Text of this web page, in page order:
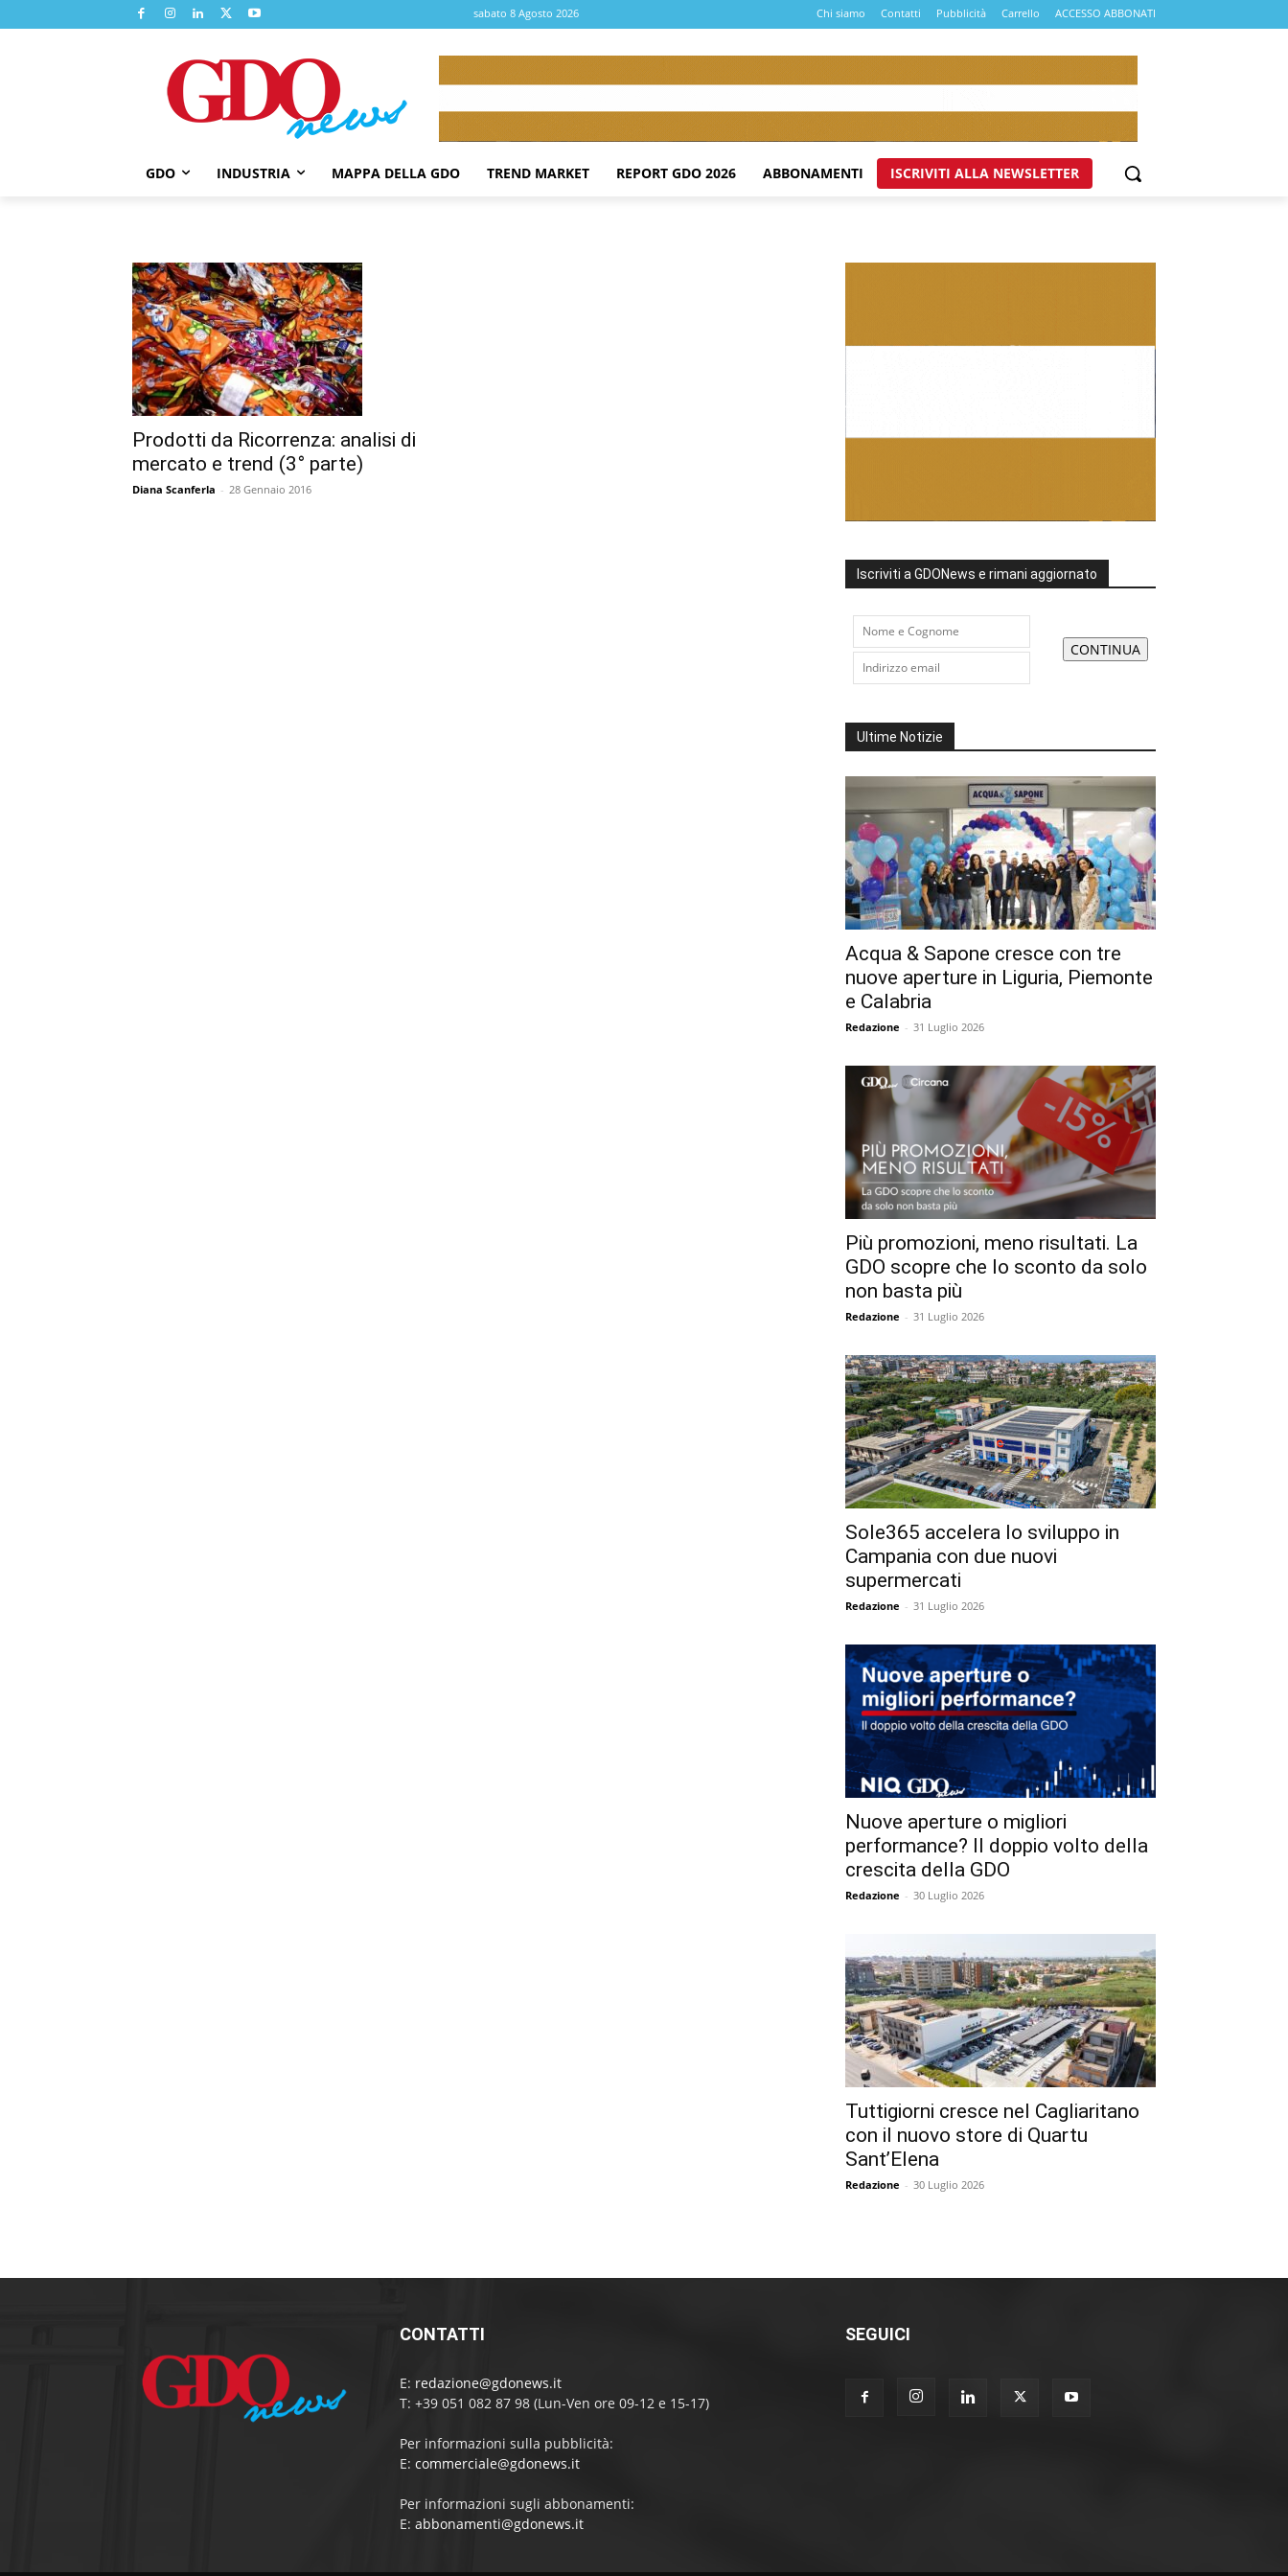
sabato 8 Agosto 2026 Chi siamo Contatti Pubblicità Carrello ACCESSO ABBONATI
GDO INDUSTRIA MAPPA DELLA GDO TREND MARKET REPORT GDO 2026 ABBONAMENTI ISCRIVITI ALLA NEWSLETTER
Prodotti da Ricorrenza: analisi di
mercato e trend (3° parte)
Diana Scanferla - 28 Gennaio 2016
Iscriviti a GDONews e rimani aggiornato
Ultime Notizie
Acqua & Sapone cresce con tre
nuove aperture in Liguria, Piemonte
e Calabria
Redazione - 31 Luglio 2026
Più promozioni, meno risultati. La
GDO scopre che lo sconto da solo
non basta più
Redazione - 31 Luglio 2026
Sole365 accelera lo sviluppo in
Campania con due nuovi
supermercati
Redazione - 31 Luglio 2026
Nuove aperture o migliori
performance? Il doppio volto della
crescita della GDO
Redazione - 30 Luglio 2026
Tuttigiorni cresce nel Cagliaritano
con il nuovo store di Quartu
Sant’Elena
Redazione - 30 Luglio 2026
CONTATTI
E: redazione@gdonews.it
T: +39 051 082 87 98 (Lun-Ven ore 09-12 e 15-17)
Per informazioni sulla pubblicità:
E: commerciale@gdonews.it
Per informazioni sugli abbonamenti:
E: abbonamenti@gdonews.it
SEGUICI